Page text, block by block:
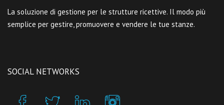
La soluzione di gestione per le strutture ricettive. Il modo più
semplice per gestire, promuovere e vendere le tue stanze.
SOCIAL NETWORKS